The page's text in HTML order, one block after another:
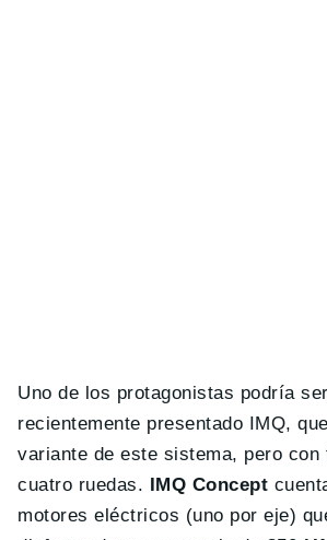
Uno de los protagonistas podría
recientemente presentado IMQ,
variante de este sistema, pero con
cuatro ruedas. IMQ Concept
motores eléctricos (uno por eje)